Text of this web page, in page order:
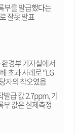
부를 발급했다는
잘못 발표
경부 기자실에서
초과 사례로 “LG
자의 착오였음
급 값 2.7ppm, 기
부 값은 실제측정